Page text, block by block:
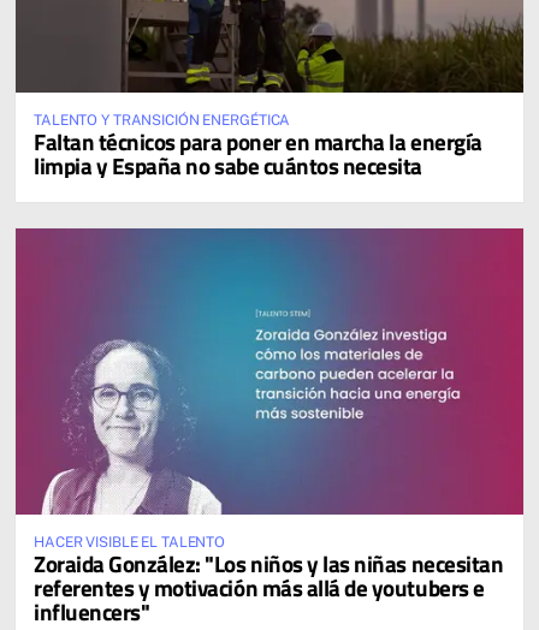
TALENTO Y TRANSICIÓN ENERGÉTICA
Faltan técnicos para poner en marcha la energía
limpia y España no sabe cuántos necesita
HACER VISIBLE EL TALENTO
Zoraida González: "Los niños y las niñas necesitan
referentes y motivación más allá de youtubers e
influencers"